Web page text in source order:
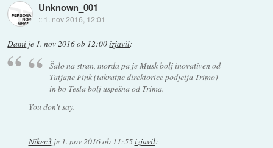
Unknown_001
:: 1. nov 2016, 12:01
Dami je 1. nov 2016 ob 12:00izjavil:
Šalo na stran, morda pa je Musk bolj inovativen od
Tatjane Fink (takratne direktorice podjetja Trimo)
in bo Tesla bolj uspešna od Trima.
You don't say.
Nikec3je 1. nov 2016 ob 11:55izjavil: